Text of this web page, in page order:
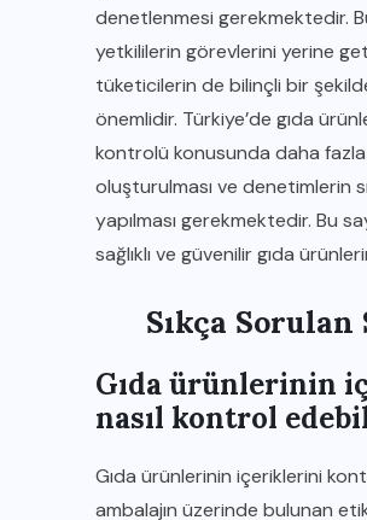
denetlenmesi gerekmektedir.
yetkililerin görevlerini yerine
tüketicilerin de bilinçli bir
önemlidir. Türkiye’de gıda
kontrolü konusunda daha
oluşturulması ve denetimlerin
yapılması gerekmektedir. Bu
sağlıklı ve güvenilir gıda
Sıkça
Gıda ürünlerinin
nasıl kontrol
Gıda ürünlerinin içeriklerini
ambalajın üzerinde bulunan